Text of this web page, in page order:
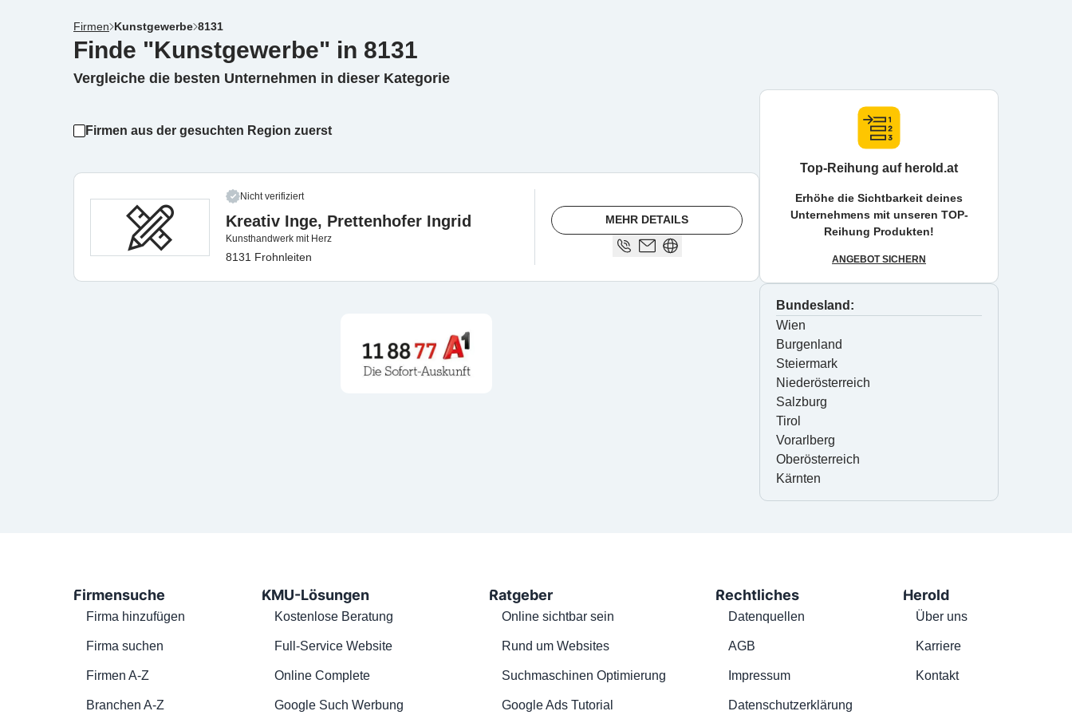
Firmen Kunstgewerbe 8131
Finde "Kunstgewerbe" in 8131
Vergleiche die besten Unternehmen in dieser Kategorie
Firmen aus der gesuchten Region zuerst
Nicht verifiziert
Kreativ Inge, Prettenhofer Ingrid
Kunsthandwerk mit Herz
8131 Frohnleiten
MEHR DETAILS
Top-Reihung auf herold.at
Erhöhe die Sichtbarkeit deines
Unternehmens mit unseren TOP-
Reihung Produkten!
ANGEBOT SICHERN
Bundesland:
Wien
Burgenland
Steiermark
Niederösterreich
Salzburg
Tirol
Vorarlberg
Oberösterreich
Kärnten
Firmensuche
Firma hinzufügen
Firma suchen
Firmen A-Z
Branchen A-Z
KMU-Lösungen
Kostenlose Beratung
Full-Service Website
Online Complete
Google Such Werbung
Ratgeber
Online sichtbar sein
Rund um Websites
Suchmaschinen Optimierung
Google Ads Tutorial
Rechtliches
Datenquellen
AGB
Impressum
Datenschutzerklärung
Herold
Über uns
Karriere
Kontakt